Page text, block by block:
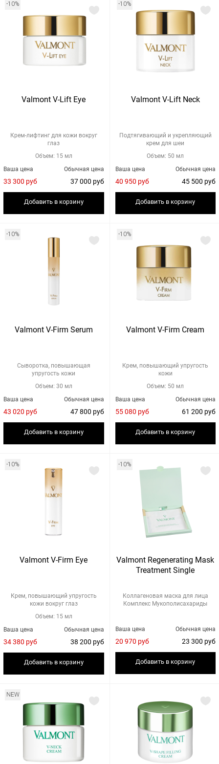
-10%
Valmont V-Lift Eye
Крем-лифтинг для кожи вокруг
глаз
Объем: 15 мл
Обычная цена
37 000 руб
Ваша цена
33 300 руб
Добавить в корзину
-10%
Valmont V-Lift Neck
Подтягивающий и укрепляющий
крем для шеи
Объем: 50 мл
Обычная цена
45 500 руб
Ваша цена
40 950 руб
Добавить в корзину
-10%
Valmont V-Firm Serum
Сыворотка, повышающая
упругость кожи
Объем: 30 мл
Обычная цена
47 800 руб
Ваша цена
43 020 руб
Добавить в корзину
-10%
Valmont V-Firm Cream
Крем, повышающий упругость
кожи
Объем: 50 мл
Обычная цена
61 200 руб
Ваша цена
55 080 руб
Добавить в корзину
-10%
Valmont V-Firm Eye
Крем, повышающий упругость
кожи вокруг глаз
Объем: 15 мл
Обычная цена
38 200 руб
Ваша цена
34 380 руб
Добавить в корзину
-10%
Valmont Regenerating Mask
Treatment Single
Коллагеновая маска для лица
Комплекс Мукополисахариды
Обычная цена
23 300 руб
Ваша цена
20 970 руб
Добавить в корзину
NEW